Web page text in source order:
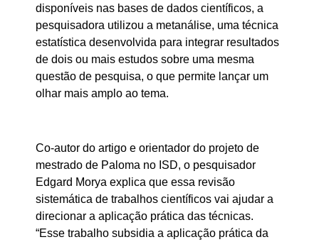
disponíveis nas bases de dados científicos, a
pesquisadora utilizou a metanálise, uma técnica
estatística desenvolvida para integrar resultados
de dois ou mais estudos sobre uma mesma
questão de pesquisa, o que permite lançar um
olhar mais amplo ao tema.
Co-autor do artigo e orientador do projeto de
mestrado de Paloma no ISD, o pesquisador
Edgard Morya explica que essa revisão
sistemática de trabalhos científicos vai ajudar a
direcionar a aplicação prática das técnicas.
“Esse trabalho subsidia a aplicação prática da